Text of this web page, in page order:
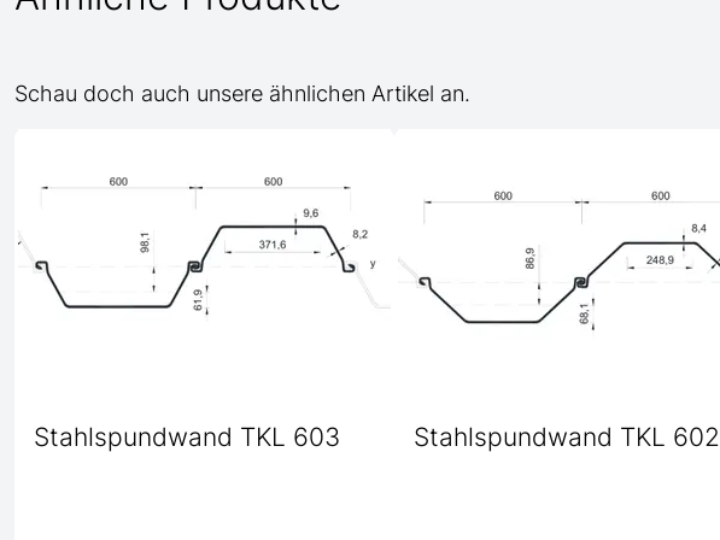
Schau doch auch unsere ähnlichen Artikel an.
Stahlspundwand TKL 603 Stahlspundwand TKL 602